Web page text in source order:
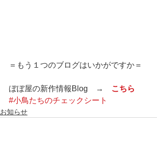
＝もう１つのブログはいかがですか＝
ぼぼ屋の新作情報Blog　→
こちら
#小鳥たちのチェックシート
お知らせ